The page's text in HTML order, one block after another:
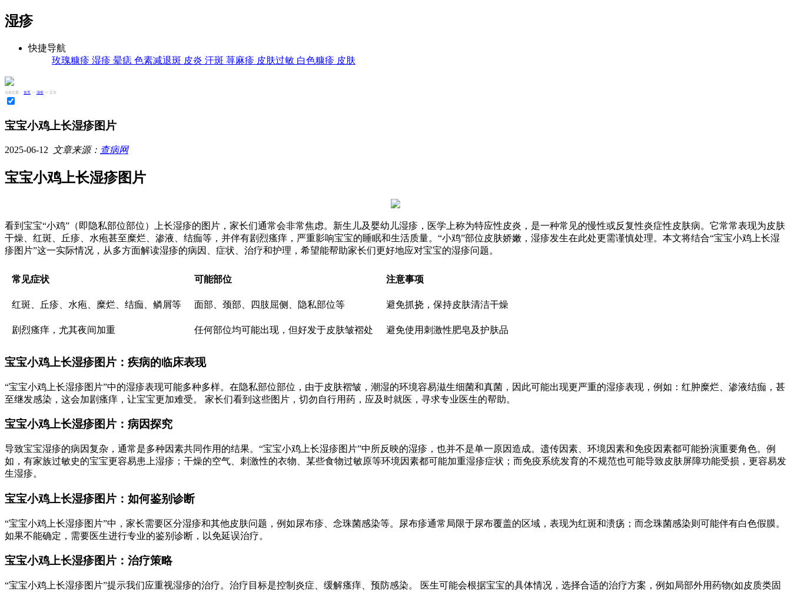
湿疹
快捷导航
玫瑰糠疹 湿疹 晕痣 色素减退斑 皮炎 汗斑 荨麻疹 皮肤过敏 白色糠疹 皮肤
当前位置： 首页 >> 湿疹 >> 正文
宝宝小鸡上长湿疹图片
2025-06-12 文章来源： 查病网
宝宝小鸡上长湿疹图片
看到宝宝“小鸡”（即隐私部位部位）上长湿疹的图片，家长们通常会非常焦虑。新生儿及婴幼儿湿疹，医学上称为特应性皮炎，是一种常见的慢性或反复性炎症性皮肤病。它常常表现为皮肤
干燥、红斑、丘疹、水疱甚至糜烂、渗液、结痂等，并伴有剧烈瘙痒，严重影响宝宝的睡眠和生活质量。“小鸡”部位皮肤娇嫩，湿疹发生在此处更需谨慎处理。本文将结合“宝宝小鸡上长湿
疹图片”这一实际情况，从多方面解读湿疹的病因、症状、治疗和护理，希望能帮助家长们更好地应对宝宝的湿疹问题。
常见症状 可能部位 注意事项
红斑、丘疹、水疱、糜烂、结痂、鳞屑等 面部、颈部、四肢屈侧、隐私部位等 避免抓挠，保持皮肤清洁干燥
剧烈瘙痒，尤其夜间加重 任何部位均可能出现，但好发于皮肤皱褶处 避免使用刺激性肥皂及护肤品
宝宝小鸡上长湿疹图片：疾病的临床表现
“宝宝小鸡上长湿疹图片”中的湿疹表现可能多种多样。在隐私部位部位，由于皮肤褶皱，潮湿的环境容易滋生细菌和真菌，因此可能出现更严重的湿疹表现，例如：红肿糜烂、渗液结痂，甚
至继发感染，这会加剧瘙痒，让宝宝更加难受。 家长们看到这些图片，切勿自行用药，应及时就医，寻求专业医生的帮助。
宝宝小鸡上长湿疹图片：病因探究
导致宝宝湿疹的病因复杂，通常是多种因素共同作用的结果。“宝宝小鸡上长湿疹图片”中所反映的湿疹，也并不是单一原因造成。遗传因素、环境因素和免疫因素都可能扮演重要角色。例
如，有家族过敏史的宝宝更容易患上湿疹；干燥的空气、刺激性的衣物、某些食物过敏原等环境因素都可能加重湿疹症状；而免疫系统发育的不规范也可能导致皮肤屏障功能受损，更容易发
生湿疹。
宝宝小鸡上长湿疹图片：如何鉴别诊断
“宝宝小鸡上长湿疹图片”中，家长需要区分湿疹和其他皮肤问题，例如尿布疹、念珠菌感染等。尿布疹通常局限于尿布覆盖的区域，表现为红斑和溃疡；而念珠菌感染则可能伴有白色假膜。
如果不能确定，需要医生进行专业的鉴别诊断，以免延误治疗。
宝宝小鸡上长湿疹图片：治疗策略
“宝宝小鸡上长湿疹图片”提示我们应重视湿疹的治疗。治疗目标是控制炎症、缓解瘙痒、预防感染。 医生可能会根据宝宝的具体情况，选择合适的治疗方案，例如局部外用药物(如皮质类固